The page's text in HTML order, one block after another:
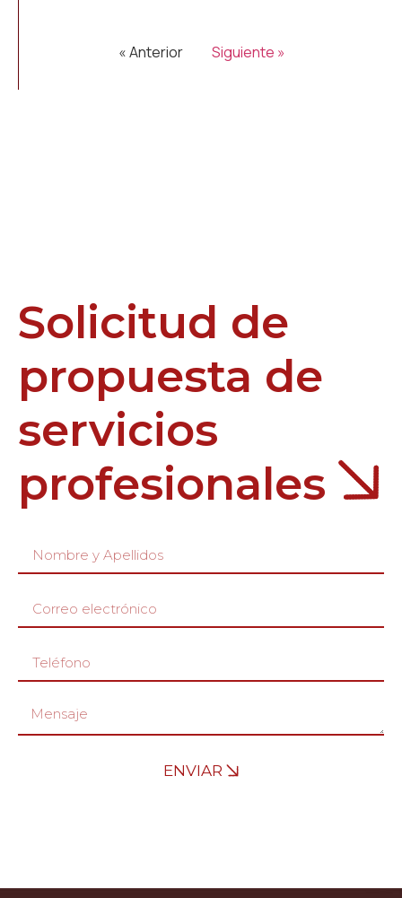
« Anterior Siguiente »
Solicitud de
propuesta de
servicios
profesionales
ENVIAR